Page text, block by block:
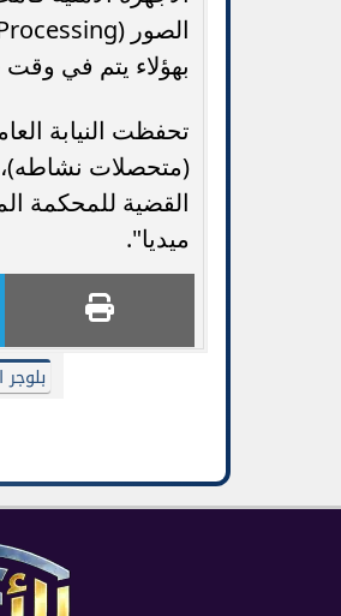
بهؤلاء يتم في وقت
تحفظت النيابة
(متحصلات نشاطه)،
القضية للمحكمة
ميديا".
بلوجر